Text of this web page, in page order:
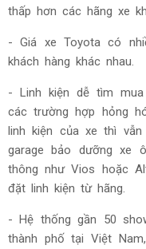
thấp hơn các hãng xe
- Giá xe Toyota có
khách hàng khác nhau.
- Linh kiện dễ tìm
các trường hợp hỏng
linh kiện của xe thì
garage bảo dưỡng xe
thông như Vios hoặc
đặt linh kiện từ hãng.
- Hệ thống gần 50
thành phố tại Việt